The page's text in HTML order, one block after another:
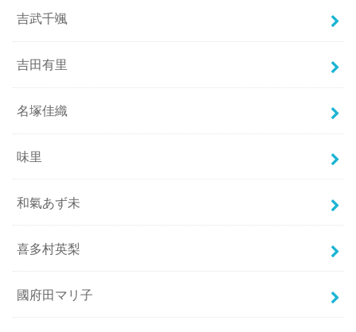
吉武千颯
吉田有里
名塚佳織
味里
和氣あず未
喜多村英梨
國府田マリ子